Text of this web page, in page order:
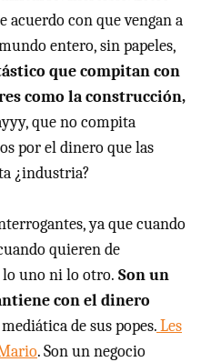
acuerdo con que vengan a
entero, sin papeles,
que compitan con
como la construcción,
que no compita
por el dinero que las
¿industria?
ya que cuando
quieren de
lo uno ni lo otro. Son un
con el dinero
de sus popes.Les
. Son un negocio